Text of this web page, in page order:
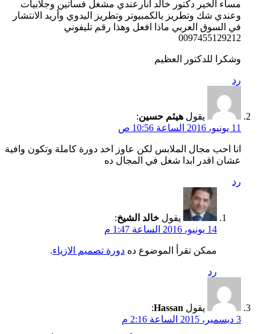
مساء الخير دكتور خالد انارعندي مشغل فساتين وجلابيات
وعندي شك وتطريز بالكمبيوتر وتطريز اليدوي وأريد الانتشار
في السوق العربي ماذا افعل وهذا رقم تليفوني
0097455129212
وشكرا للدكتور العظيم
رد
يقول هيثم حسين:
11 يونيو، 2016 الساعة 10:56 ص
انا احب مجال الملابس لكن عاوز اخد دورة كاملة وتكون وافية
عشان اقدر ابدا شغل في المجال ده
رد
يقول خالد الشيخ:
14 يونيو، 2016 الساعة 1:47 م
ممكن تقرأ الموضوع ده دورة تصميم الازياء.
رد
يقول Hassan
:
3 ديسمبر، 2015 الساعة 2:16 م